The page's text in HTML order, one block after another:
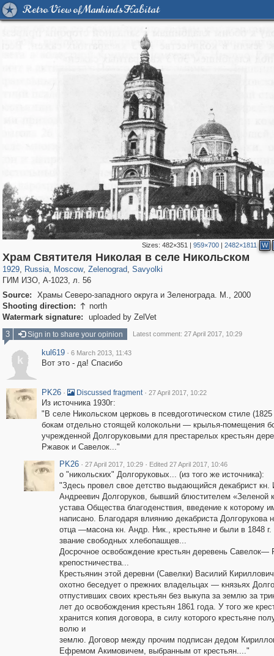
Retro View of Mankind's Habitat
Sizes: 482×351 | 959×700| 2482×1811 W
Храм Святителя Николая в селе Никольском
1929, Russia
1,407,206 29,248
, Moscow
319,878 8,286
, Zelenograd
4,222 17
, Savyolki
1,321 4
ГИМ ИЗО, А-1023, л. 56
Source:
Храмы Северо-западного округа и Зеленограда. М., 2000
Shooting direction:  north
Watermark signature:
uploaded by ZelVet
3
Sign in to share your opinion Latest comment: 27 April 2017, 10:29
k
kul619 · 6 March 2013, 11:43
Вот это - да! Спасибо
PK26 · Discussed fragment · 27 April 2017, 10:22
Из источника 1930г:
"В селе Никольском церковь в псевдоготическом стиле (1825
бокам отдельно стоящей колокольни — крылья-помещения
учрежденной Долгоруковыми для престарелых крестьян
Ржавок и Савелок..."
PK26 · 27 April 2017, 10:29 · Edited 27 April 2017, 10:46
о "никольских" Долгоруковых... (из того же источника):
"Здесь провел свое детство выдающийся декабрист кн.
Андреевич Долгоруков, бывший блюстителем «Зеленой
устава Общества благоденствия, введение к которому
написано. Благодаря влиянию декабриста Долгорукова
отца —масона кн. Андр. Ник., крестьяне и были в 1848
звание свободных хлебопашцев...
Досрочное освобождение крестьян деревень Савелок—
крепостничества...
Крестьянин этой деревни (Савелки) Василий
охотно беседует о прежних владельцах — князьях
отпустивших своих крестьян без выкупа за землю за
лет до освобождения крестьян 1861 года. У того же
хранится копия договора, в силу которого крестьяне
волю и
землю. Договор между прочим подписан дедом
Ефремом Акимовичем, выбранным от крестьян...."